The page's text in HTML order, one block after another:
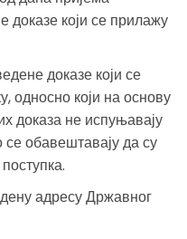
који се прилажу
доказе који се
односно који на основу
доказа не испуњавају
обавештавају да су
адресу Државног